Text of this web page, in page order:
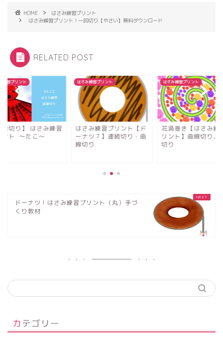
HOME
はさみ練習プリント
はさみ練習プリント！一回切り【やさい】無料ダウンロード
RELATED POST
練習プリント
線切り】 はさみ練習
ント 〜たこ〜
はさみ練習プリント
はさみ練習プリント【ド
ーナツ７】連続切り・曲
線切り
はさみ練習プリント
花渦巻き【はさみ練
リント】曲線切り、
切り
ドーナツ！はさみ練習プリント（丸）手づ
くり教材
カテゴリー